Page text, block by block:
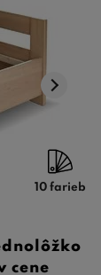
10 farieb
cene